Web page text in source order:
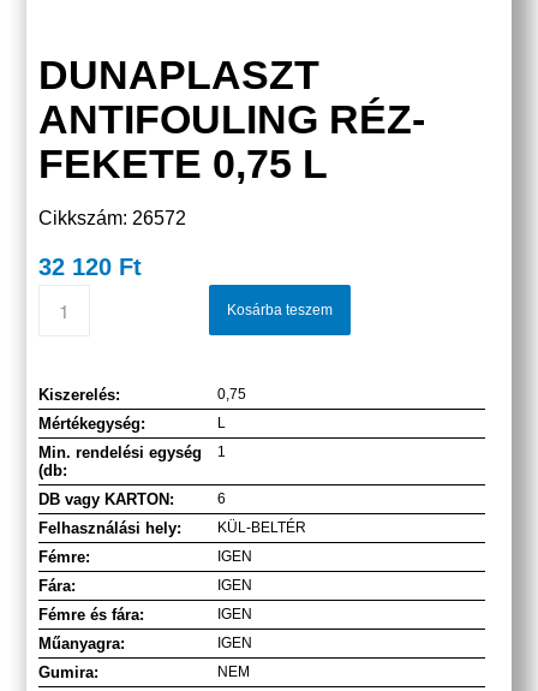
DUNAPLASZT
ANTIFOULING RÉZ-
FEKETE 0,75 L
Cikkszám: 26572
32 120 Ft
Kosárba teszem
Kiszerelés: 0,75
Mértékegység: L
Min. rendelési egység
(db:
1
DB vagy KARTON: 6
Felhasználási hely: KÜL-BELTÉR
Fémre: IGEN
Fára: IGEN
Fémre és fára: IGEN
Műanyagra: IGEN
Gumira: NEM